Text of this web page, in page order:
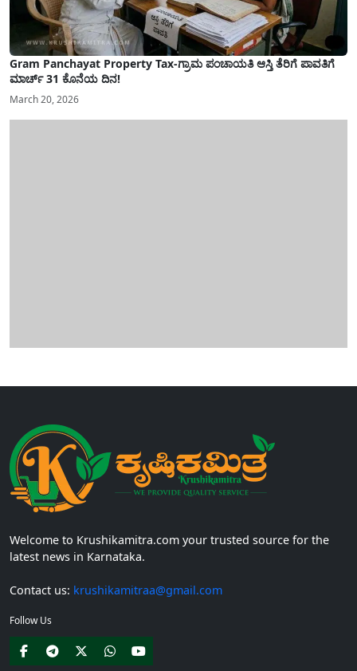
Gram Panchayat Property Tax-ಗ್ರಾಮ ಪಂಚಾಯತಿ ಆಸ್ತಿ ತೆರಿಗೆ ಪಾವತಿಗೆ
ಮಾರ್ಚ್ 31 ಕೊನೆಯ ದಿನ!
March 20, 2026
Welcome to Krushikamitra.com your trusted source for the
latest news in Karnataka.
Contact us: krushikamitraa@gmail.com
Follow Us